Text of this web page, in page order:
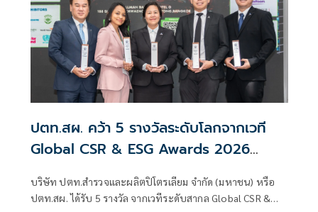
ปตท.สผ. คว้า 5 รางวัลระดับโลกจากเวที
Global CSR & ESG Awards 2026
สังคมและสิ่งแวดล้อมอย่างยั่งยืน
บริษัท ปตท.สำรวจและผลิตปิโตรเลียม จำกัด (มหาชน) หรือ
ปตท.สผ. ได้รับ 5 รางวัล จากเวทีระดับสากล Global CSR &